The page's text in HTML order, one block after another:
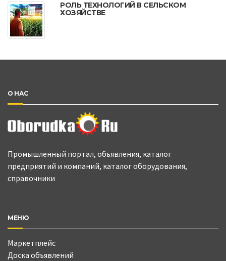
РОЛЬ ТЕХНОЛОГИЙ В СЕЛЬСКОМ
ХОЗЯЙСТВЕ
О НАС
Промышленный портал, объявления, каталог
предприятий и компаний, каталог оборудования,
справочники
МЕНЮ
Маркетплейс
Доска объявлений